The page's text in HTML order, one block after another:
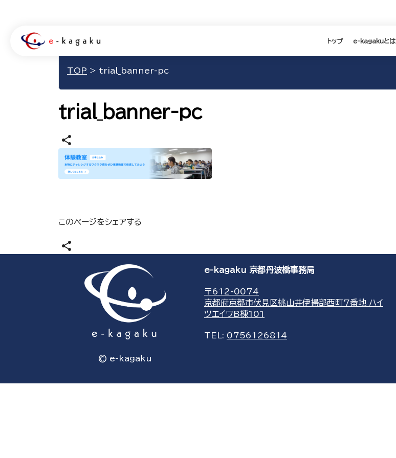
トップ e-kagakuとは
TOP > trial_banner-pc
trial_banner-pc
share
このページをシェアする
share
© e-kagaku
e-kagaku 京都丹波橋事務局
〒612-0074
京都府京都市伏見区桃山井伊掃部西町7番地 ハイ
ツエイワB棟101
TEL: 0756126814